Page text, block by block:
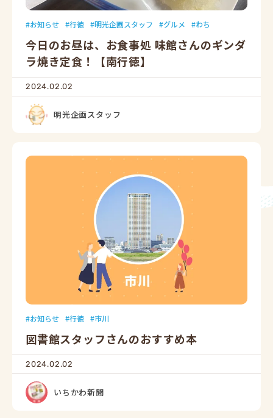
お知らせ 行徳 明光企画スタッフ グルメ わち
今日のお昼は、お食事処 味館さんのギンダ
ラ焼き定食！【南行徳】
2024.02.02
明光企画スタッフ
お知らせ 行徳 市川
図書館スタッフさんのおすすめ本
2024.02.02
いちかわ新聞